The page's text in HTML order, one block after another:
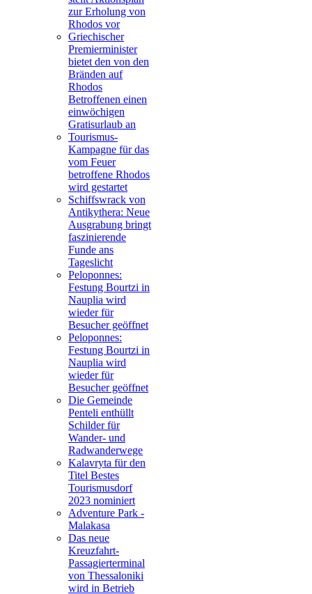
zur Erholung von
Rhodos vor
Griechischer
Premierminister
bietet den von den
Bränden auf
Rhodos
Betroffenen einen
einwöchigen
Gratisurlaub an
Tourismus-
Kampagne für das
vom Feuer
betroffene Rhodos
wird gestartet
Schiffswrack von
Antikythera: Neue
Ausgrabung bringt
faszinierende
Funde ans
Tageslicht
Peloponnes:
Festung Bourtzi in
Nauplia wird
wieder für
Besucher geöffnet
Peloponnes:
Festung Bourtzi in
Nauplia wird
wieder für
Besucher geöffnet
Die Gemeinde
Penteli enthüllt
Schilder für
Wander- und
Radwanderwege
Kalavryta für den
Titel Bestes
Tourismusdorf
2023 nominiert
Adventure Park -
Malakasa
Das neue
Kreuzfahrt-
Passagierterminal
von Thessaloniki
wird in Betrieb